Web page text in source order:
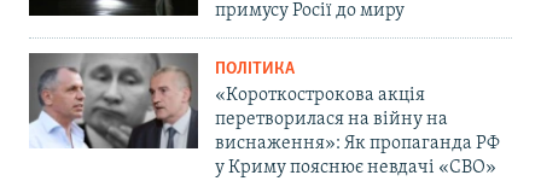
примусу Росії до миру
ПОЛІТИКА
«Короткострокова акція
перетворилася на війну на
виснаження»: Як пропаганда РФ
у Криму пояснює невдачі «СВО»